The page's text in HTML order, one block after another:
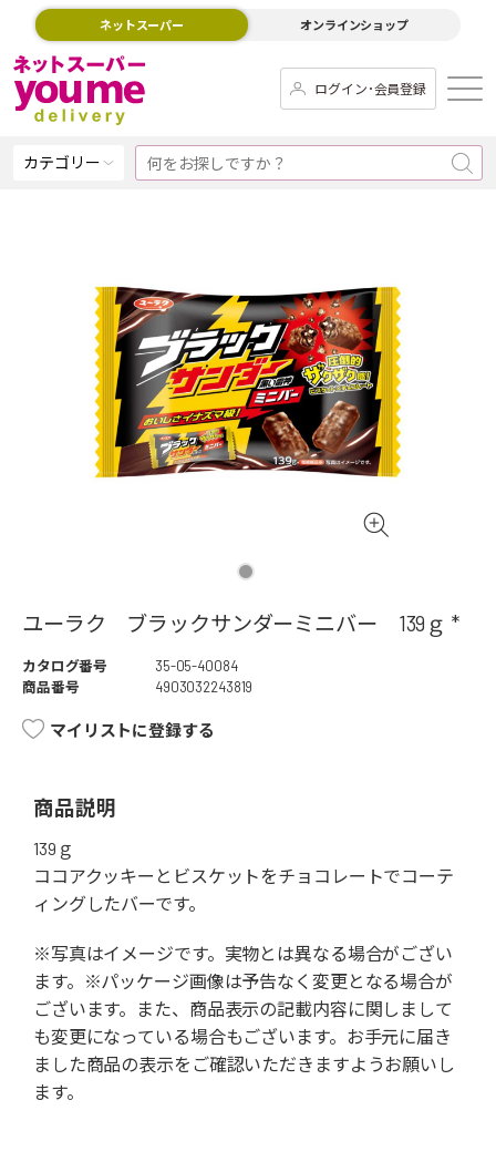
ネットスーパー オンラインショップ
ログイン･会員登録
カテゴリー
ユーラク ブラックサンダーミニバー 139ｇ *
カタログ番号
35-05-40084
商品番号
4903032243819
マイリストに登録する
商品説明
139ｇ
ココアクッキーとビスケットをチョコレートでコーテ
ィングしたバーです。
※写真はイメージです。実物とは異なる場合がござい
ます。※パッケージ画像は予告なく変更となる場合が
ございます。また、商品表示の記載内容に関しまして
も変更になっている場合もございます。お手元に届き
ました商品の表示をご確認いただきますようお願いし
ます。